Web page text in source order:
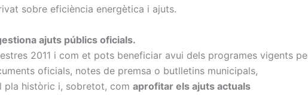
sobre eficiència energètica i ajuts.
ajuts públics oficials.
2011 i com et pots beneficiar avui dels programes vigents
oficials, notes de premsa o butlletins municipals,
pla històric i, sobretot, com aprofitar els ajuts actuals